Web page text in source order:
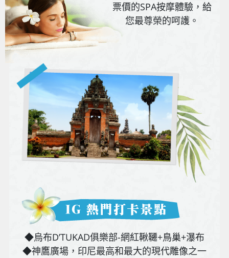
票價的SPA按摩體驗，給
您最尊榮的呵護。
◆烏布D’TUKAD俱樂部-網紅鞦韆+鳥巢+瀑布
◆神鷹廣場，印尼最高和最大的現代雕像之一